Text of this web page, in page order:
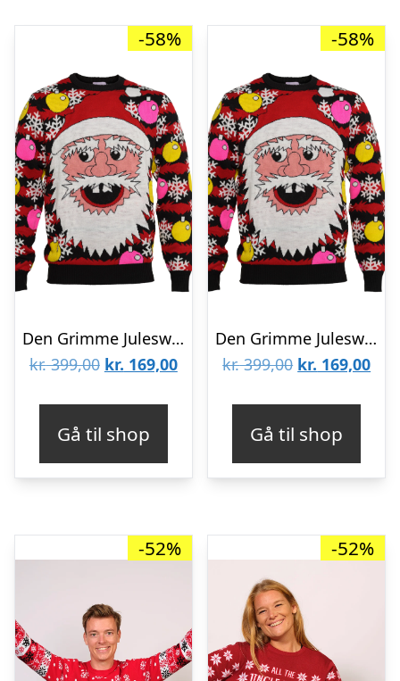
-58%
Den Grimme Julesweater – dame / kvinder
kr.399,00 Den
var:
kr. 399,00.
kr. 169,00Den
kr. 169,00.
Gå til shop
-58%
Den Grimme Julesweater – herre / mænd
kr.399,00 Den
var:
kr. 399,00.
kr. 169,00Den
kr.
Gå til shop
-52% -52%